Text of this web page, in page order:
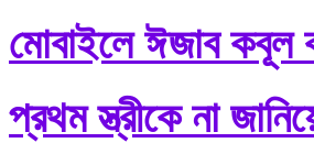
মোবাইলে ঈজাব কবূল
প্রথম স্ত্রীকে না